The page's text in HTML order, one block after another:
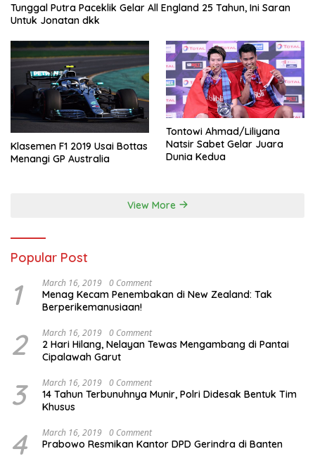
Tunggal Putra Paceklik Gelar All England 25 Tahun, Ini Saran
Untuk Jonatan dkk
Klasemen F1 2019 Usai Bottas
Menangi GP Australia
Tontowi Ahmad/Liliyana
Natsir Sabet Gelar Juara
Dunia Kedua
View More
Popular Post
1 March 16, 2019 0 Comment
Menag Kecam Penembakan di New Zealand: Tak
Berperikemanusiaan!
2 March 16, 2019 0 Comment
2 Hari Hilang, Nelayan Tewas Mengambang di Pantai
Cipalawah Garut
3 March 16, 2019 0 Comment
14 Tahun Terbunuhnya Munir, Polri Didesak Bentuk Tim
Khusus
4 March 16, 2019 0 Comment
Prabowo Resmikan Kantor DPD Gerindra di Banten